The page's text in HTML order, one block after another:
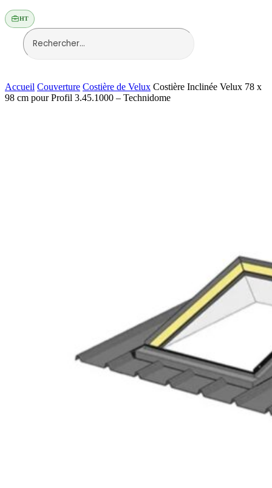
HT
Accueil Couverture Costière de Velux Costière Inclinée Velux 78 x
98 cm pour Profil 3.45.1000 – Technidome